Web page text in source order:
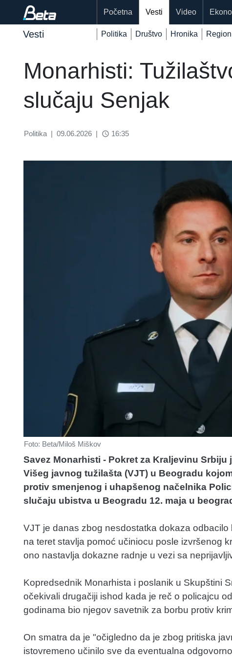
Početna Vesti Video
Vesti Politika Društvo Hronika Region
Monarhisti:
slučaju Senjak
Politika | 09.06.2026 | access_time 16:35
Foto: Beta/Miloš Miškov
Savez Monarhisti - Pokret za Kraljevinu
Višeg javnog tužilašta (VJT) u Beogradu
protiv smenjenog i uhapšenog načelnika
slučaju ubistva u Beogradu 12. maja u
VJT je danas zbog nesdostatka dokaza
na teret stavlja pomoć učiniocu posle izvršenog
ono nastavlja dokazne radnje u vezi sa
Kopredsednik Monarhista i poslanik u Skupštini
očekivali drugačiji ishod kada je reč o policajcu
godinama bio njegov savetnik za borbu protiv
On smatra da je "očigledno da je zbog pritiska
istovremeno učinilo sve da eventualna